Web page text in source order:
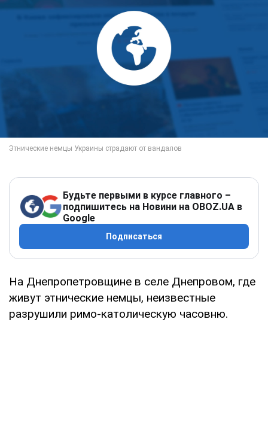
Будьте первыми в курсе главного –
подпишитесь на Новини на OBOZ.UA в
Google
Подписаться
На Днепропетровщине в селе Днепровом, где
живут этнические немцы, неизвестные
разрушили римо-католическую часовню.